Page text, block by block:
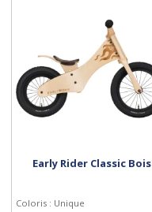
Early Rider Classic Bois
Coloris : Unique